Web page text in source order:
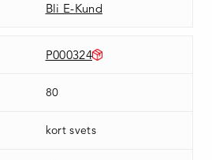
Bli E-Kund
P000324
80
kort svets